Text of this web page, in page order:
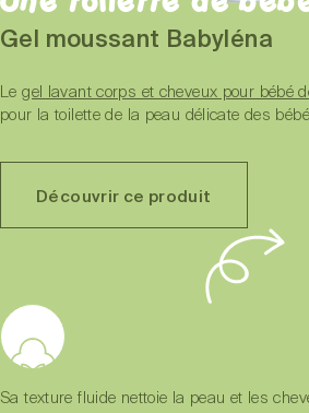
Gel moussant Babyléna
Legel lavant corps et cheveux pour bébé
pour la toilette de la peau délicate des
Découvrir ce produit
Sa texture fluide nettoie la peau et les